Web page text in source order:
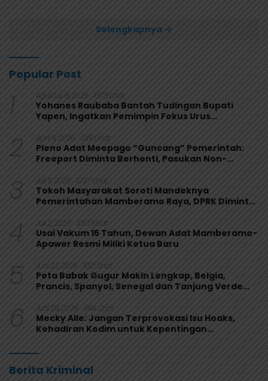
Selengkapnya
Popular Post
1 Agustus 6, 2026 1373 Lihat
Yohanes Raubaba Bantah Tudingan Bupati
Yapen, Ingatkan Pemimpin Fokus Urus
2 April 9, 2026 1351 Lihat
Pleno Adat Meepago “Guncang” Pemerintah:
Freeport Diminta Berhenti, Pasukan Non-
3 Juli 6, 2026 1237 Lihat
Tokoh Masyarakat Soroti Mandeknya
Pemerintahan Mamberamo Raya, DPRK Diminta
4 Juli 2, 2026 1067 Lihat
Usai Vakum 15 Tahun, Dewan Adat Mamberamo-
Apawer Resmi Miliki Ketua Baru
5 Juni 27, 2026 1021 Lihat
Peta Babak Gugur Makin Lengkap, Belgia,
Prancis, Spanyol, Senegal dan Tanjung Verde
6 Juni 29, 2026 984 Lihat
Mecky Alle: Jangan Terprovokasi Isu Hoaks,
Kehadiran Kodim untuk Kepentingan
Berita Kriminal